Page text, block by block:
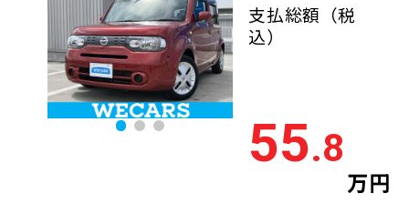
支払総額 （税
込）
55.8
万円